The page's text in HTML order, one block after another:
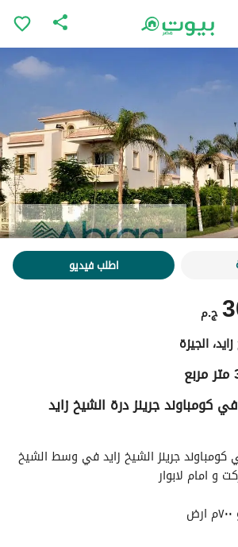
اطلب فيديو
ج.م
الجيزة
والمؤشرات رهن عقاري
كومباوند جرينز درة الشيخ زايد
و امام لابوار